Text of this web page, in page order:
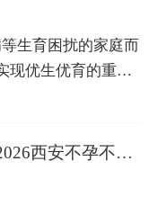
生育困扰的家庭而
现优生优育的重要
城市，拥有多家具
西安不孕不育